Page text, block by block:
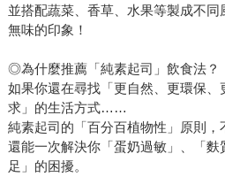
並搭配蔬菜、香草、水果等製成不
無味的印象！
◎為什麼推薦「純素起司」飲食法？
如果你還在尋找「更自然、更環保
求」的生活方式……
純素起司的「百分百植物性」原則，
還能一次解決你「蛋奶過敏」、「麩
足」的困擾。